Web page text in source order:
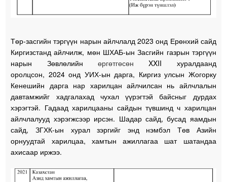
Төр-засгийн тэргүүн нарын айлчлалд 2023 онд Ерөнхий сайд
Киргизстанд айлчилж, мөн ШХАБ-ын Засгийн газрын тэргүүн
нарын Зөвлөлийн өргөтгөсөн XXII хуралдаанд
оролцсон, 2024 онд УИХ-ын дарга, Киргиз улсын Жогорку
Кенешийн дарга нар харилцан айлчилсан нь айлчлалын
давтамжийг хадгалахад чухал үүрэгтэй байсныг дурдах
хэрэгтэй. Гадаад харилцааны сайдын түвшинд ч харилцан
айлчлалууд хэрэгжсээр ирсэн. Шадар сайд, бусад яамдын
сайд, ЗГХК-ын хурал зэргийг энд нэмбэл Төв Азийн
орнуудтай харилцаа, хамтын ажиллагаа шат шатандаа
ахисаар иржээ.